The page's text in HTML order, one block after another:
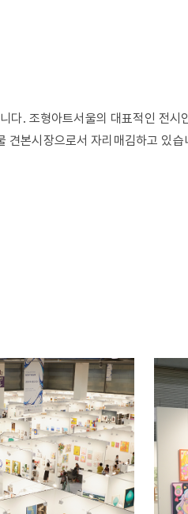
. 조형아트서울의 대표적인 전
본시장으로서 자리매김하고 있